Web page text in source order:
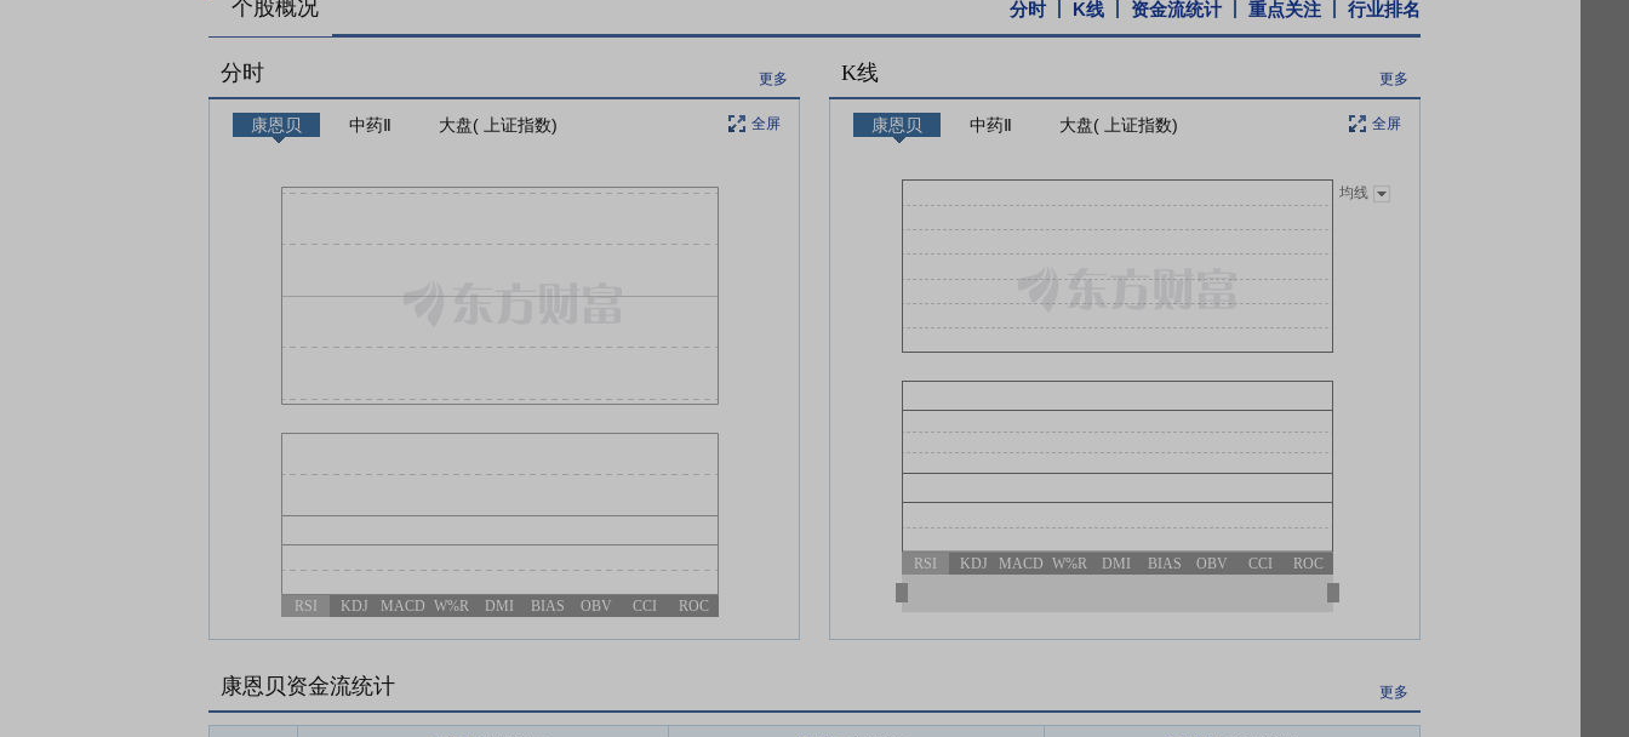
个股概况 分时 K线 资金流统计 重点关注 行业排名
分时 更多
康恩贝 中药Ⅱ 大盘( 上证指数) 全屏
RSI KDJ MACD W%R DMI BIAS OBV CCI ROC
K线 更多
康恩贝 中药Ⅱ 大盘( 上证指数) 全屏
均线
RSI KDJ MACD W%R DMI BIAS OBV CCI ROC
康恩贝资金流统计 更多